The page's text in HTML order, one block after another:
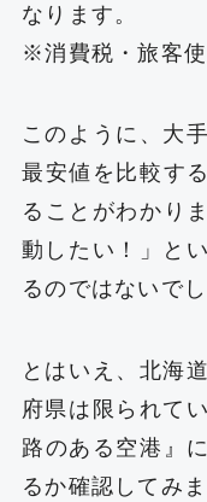
なります。
※消費税・旅客使
このように、大
最安値を比較す
ることがわかり
動したい！」と
るのではないでし
とはいえ、北海
府県は限られて
路のある空港』
るか確認してみま